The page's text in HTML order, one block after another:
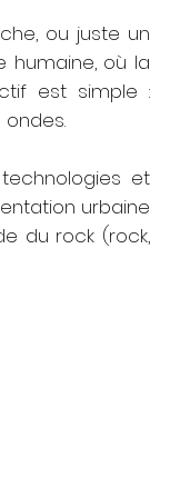
ou juste un
humaine, où la
est simple :
et
urbaine
du rock (rock,